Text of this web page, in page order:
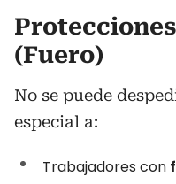
(Fuero)
No se puede
especial a:
Trabajadores con